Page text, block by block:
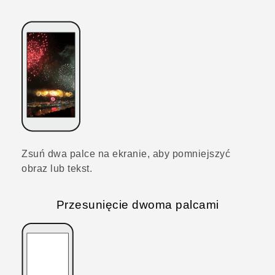
Zsuń dwa palce na ekranie, aby pomniejszyć
obraz lub tekst.
Przesunięcie dwoma palcami